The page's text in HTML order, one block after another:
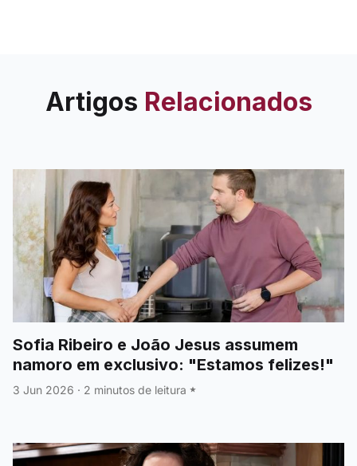
Artigos Relacionados
Sofia Ribeiro e João Jesus assumem
namoro em exclusivo: "Estamos felizes!"
3 Jun 2026 · 2 minutos de leitura